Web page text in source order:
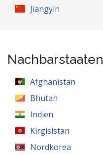
Jiangyin
Nachbarstaaten
Afghanistan
Bhutan
Indien
Kirgisistan
Nordkorea